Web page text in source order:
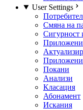
User Settings
Смяна на
Сигурност
Покани
Анализи
Класация
Абонамент
Искания